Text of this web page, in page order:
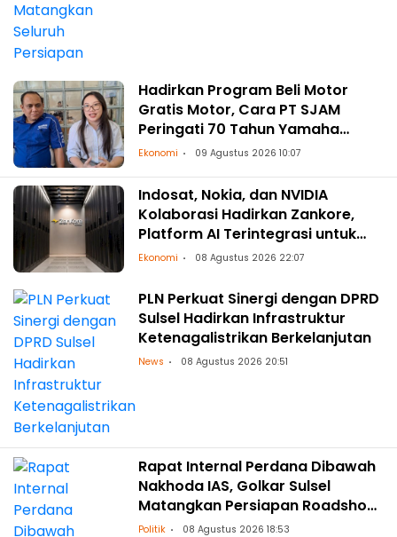
Hadirkan Program Beli Motor
Gratis Motor, Cara PT SJAM
Peringati 70 Tahun Yamaha
Indonesia dan HUT RI ke-81
Ekonomi 09 Agustus 2026 10:07
Indosat, Nokia, dan NVIDIA
Kolaborasi Hadirkan Zankore,
Platform AI Terintegrasi untuk
Asia-Pasifik
Ekonomi 08 Agustus 2026 22:07
PLN Perkuat Sinergi dengan DPRD
Sulsel Hadirkan Infrastruktur
Ketenagalistrikan Berkelanjutan
News 08 Agustus 2026 20:51
Rapat Internal Perdana Dibawah
Nakhoda IAS, Golkar Sulsel
Matangkan Persiapan Roadshow
ke Daerah
Politik 08 Agustus 2026 18:53